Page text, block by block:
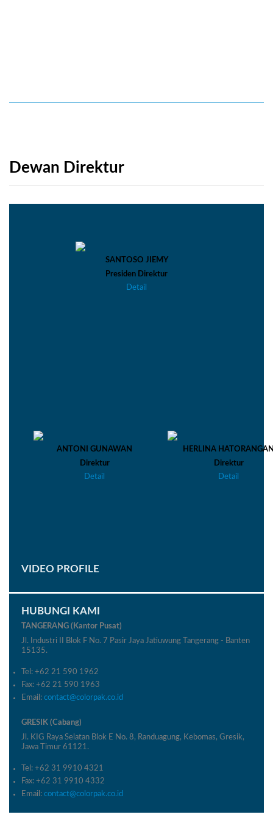
Dewan Direktur
SANTOSO JIEMY
Presiden Direktur
Detail
ANTONI GUNAWAN
Direktur
Detail
HERLINA
Direktur
Detail
VIDEO PROFILE
HUBUNGI KAMI
TANGERANG (Kantor Pusat)
Jl. Industri II Blok F No. 7 Pasir Jaya Jatiuwung Tangerang - Banten
15135.
Tel: +62 21 590 1962
Fax: +62 21 590 1963
Email: contact@colorpak.co.id
GRESIK (Cabang)
Jl. KIG Raya Selatan Blok E No. 8, Randuagung, Kebomas, Gresik,
Jawa Timur 61121.
Tel: +62 31 9910 4321
Fax: +62 31 9910 4332
Email: contact@colorpak.co.id